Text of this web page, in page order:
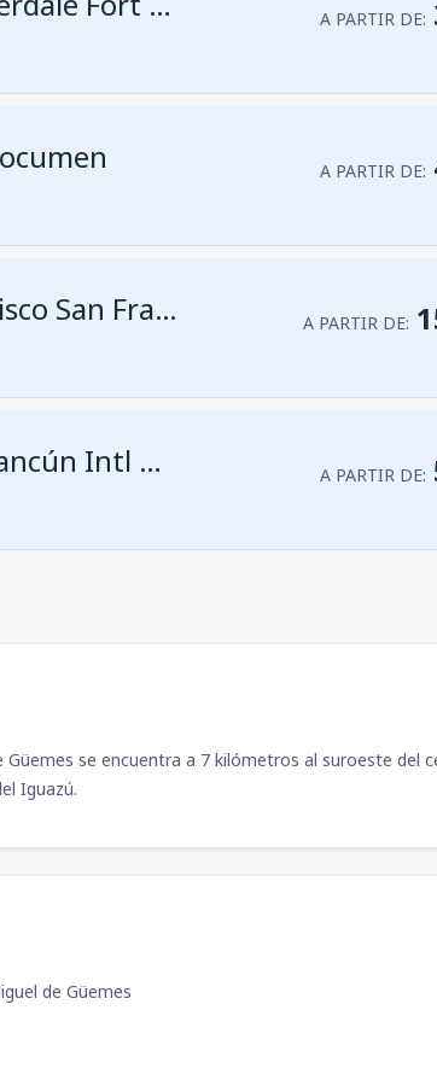
A PARTIR DE:
A PARTIR DE:
San Francisco San Francisco A PARTIR DE:
Cancún Cancún Intl Airport A PARTIR DE:
se encuentra a 7 kilómetros al suroeste del
Iguazú.
de Güemes